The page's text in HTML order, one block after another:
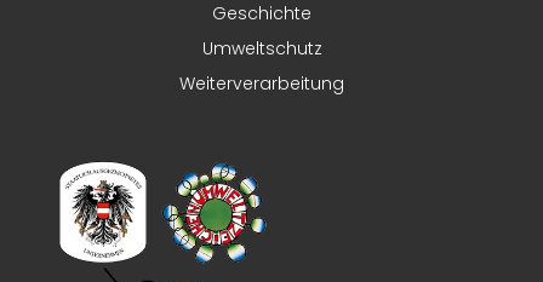
Geschichte
Umweltschutz
Weiterverarbeitung